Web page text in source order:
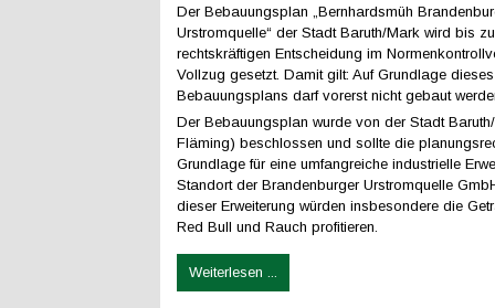
Der Bebauungsplan „Bernhardsmüh
Urstromquelle“ der Stadt Baruth/Mark wird bis
rechtskräftigen Entscheidung im
Vollzug gesetzt. Damit gilt: Auf Grundlage dieses
Bebauungsplans darf vorerst nicht gebaut
Der Bebauungsplan wurde von der Stadt
Fläming) beschlossen und sollte die
Grundlage für eine umfangreiche industrielle
Standort der Brandenburger Urstromquelle
dieser Erweiterung würden insbesondere die
Red Bull und Rauch profitieren.
Weiterlesen ...